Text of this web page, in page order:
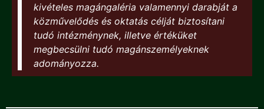
kivételes magángaléria valamennyi darabját a
közművelődés és oktatás célját biztosítani
tudó intézménynek, illetve értéküket
megbecsülni tudó magánszemélyeknek
adományozza.